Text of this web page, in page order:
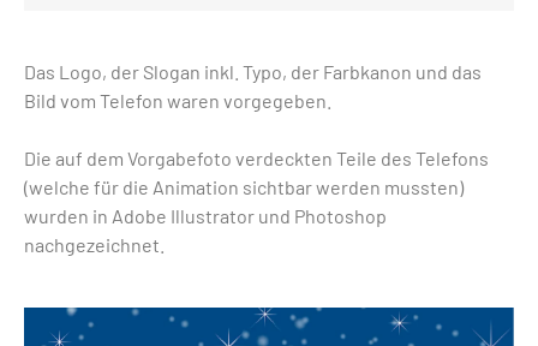
Das Logo, der Slogan inkl. Typo, der Farbkanon und das
Bild vom Telefon waren vorgegeben.
Die auf dem Vorgabefoto verdeckten Teile des Telefons
(welche für die Animation sichtbar werden mussten)
wurden in Adobe Illustrator und Photoshop
nachgezeichnet.